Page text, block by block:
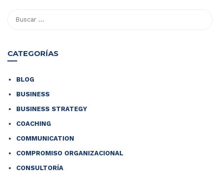
CATEGORÍAS
BLOG
BUSINESS
BUSINESS STRATEGY
COACHING
COMMUNICATION
COMPROMISO ORGANIZACIONAL
CONSULTORÍA